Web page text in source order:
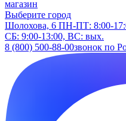
магазин
Выберите город
Шолохова, 6 ПН-ПТ: 8:00-
СБ: 9:00-13:00, ВС: вых.
8 (800) 500-88-00звонок по